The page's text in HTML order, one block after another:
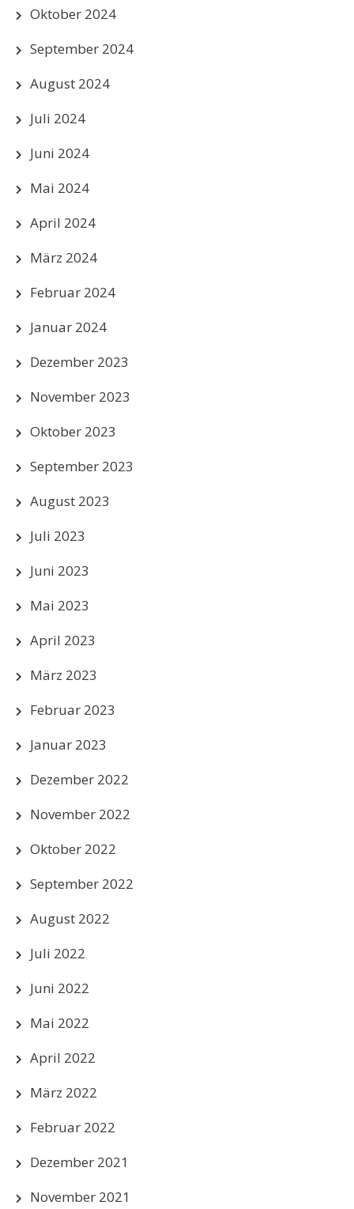
Oktober 2024
September 2024
August 2024
Juli 2024
Juni 2024
Mai 2024
April 2024
März 2024
Februar 2024
Januar 2024
Dezember 2023
November 2023
Oktober 2023
September 2023
August 2023
Juli 2023
Juni 2023
Mai 2023
April 2023
März 2023
Februar 2023
Januar 2023
Dezember 2022
November 2022
Oktober 2022
September 2022
August 2022
Juli 2022
Juni 2022
Mai 2022
April 2022
März 2022
Februar 2022
Dezember 2021
November 2021